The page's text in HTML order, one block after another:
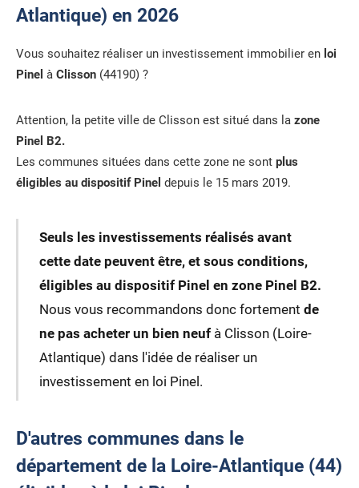
Atlantique) en 2026
Vous souhaitez réaliser un investissement immobilier en loi
Pinel à Clisson (44190) ?
Attention, la petite ville de Clisson est situé dans la zone
Pinel B2.
Les communes situées dans cette zone ne sont plus
éligibles au dispositif Pinel depuis le 15 mars 2019.
Seuls les investissements réalisés avant
cette date peuvent être, et sous conditions,
éligibles au dispositif Pinel en zone Pinel B2.
Nous vous recommandons donc fortement de
ne pas acheter un bien neufà Clisson (Loire-
Atlantique) dans l'idée de réaliser un
investissement en loi Pinel.
D'autres communes dans le
département de la Loire-Atlantique (44)